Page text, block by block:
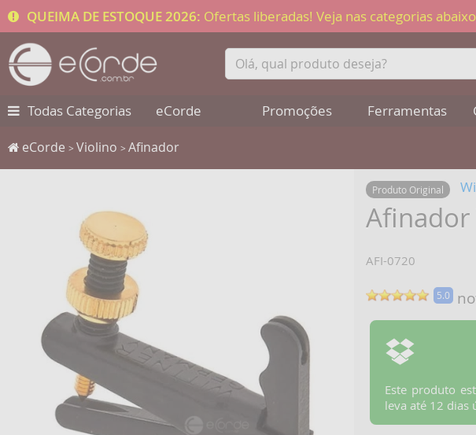
QUEIMA DE ESTOQUE 2026: Ofertas liberadas! Veja nas categorias
Todas Categorias eCorde Promoções Ferramentas
eCorde > Violino > Afinador
Produto Original
Afinador
AFI-0720
5.0
Este produto
leva até 12 dias